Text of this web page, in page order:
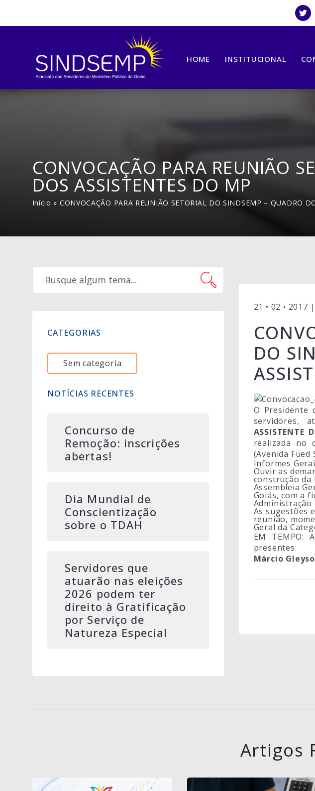
HOME INSTITUCIONAL
CONVOCAÇÃO PARA REUNIÃO
DOS ASSISTENTES DO MP
Início » CONVOCAÇÃO PARA REUNIÃO SETORIAL DO SINDSEMP – QUADRO
CATEGORIAS
Sem categoria
NOTÍCIAS RECENTES
Concurso de
Remoção: inscrições
abertas!
Dia Mundial de
Conscientização
sobre o TDAH
Servidores que
atuarão nas eleições
2026 podem ter
direito à Gratificação
por Serviço de
Natureza Especial
21 • 02 • 2017
DO
O Presidente
servidores,
ASSISTENTE
realizada no
(Avenida
Informes
Ouvir as
construção da
Assembleia
Goiás, com a
Administração
As sugestões
reunião,
Geral da
EM TEMPO:
presentes.
Márcio
Artigos